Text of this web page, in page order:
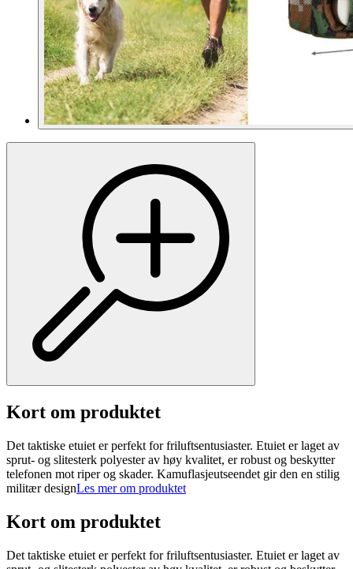
Kort om produktet
Det taktiske etuiet er perfekt for friluftsentusiaster. Etuiet er laget av
sprut- og slitesterk polyester av høy kvalitet, er robust og beskytter
telefonen mot riper og skader. Kamuflasjeutseendet gir den en stilig
militær designLes mer om produktet
Kort om produktet
Det taktiske etuiet er perfekt for friluftsentusiaster. Etuiet er laget av